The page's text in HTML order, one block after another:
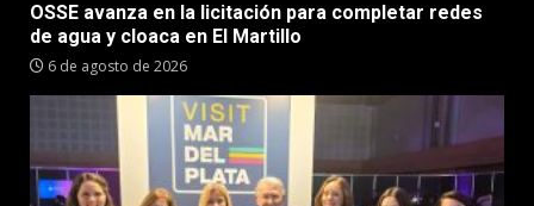
OSSE avanza en la licitación para completar redes
de agua y cloaca en El Martillo
6 de agosto de 2026